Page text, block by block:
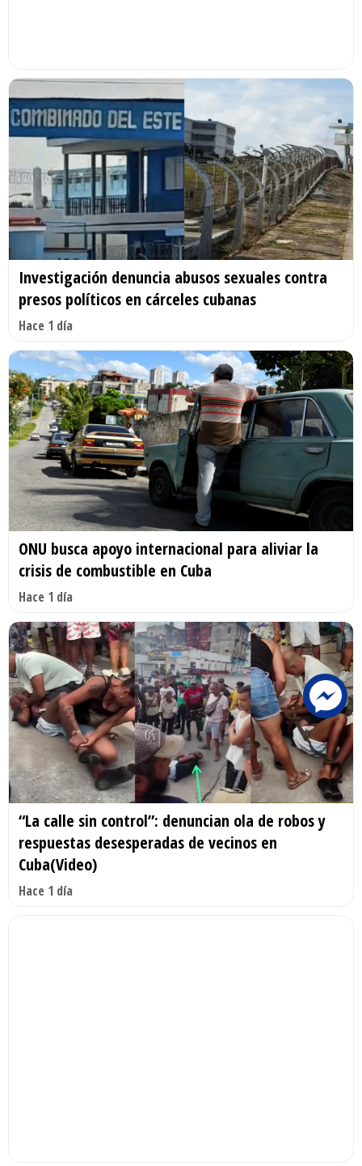
Investigación denuncia abusos sexuales contra
presos políticos en cárceles cubanas
Hace 1 día
ONU busca apoyo internacional para aliviar la
crisis de combustible en Cuba
Hace 1 día
“La calle sin control”: denuncian ola de robos y
respuestas desesperadas de vecinos en
Cuba(Video)
Hace 1 día